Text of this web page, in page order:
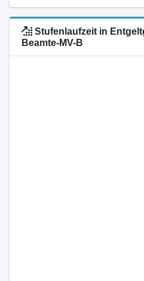
Stufenlaufzeit in
Beamte-MV-B